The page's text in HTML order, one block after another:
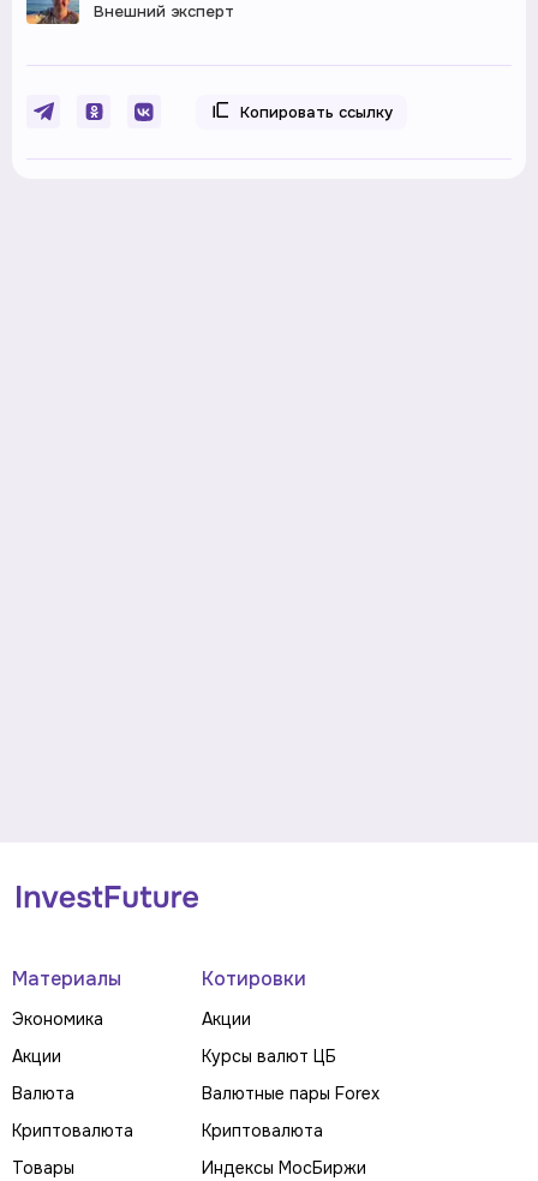
Внешний эксперт
Копировать ссылку
Материалы
Экономика
Акции
Валюта
Криптовалюта
Товары
Котировки
Акции
Курсы валют ЦБ
Валютные пары Forex
Криптовалюта
Индексы МосБиржи